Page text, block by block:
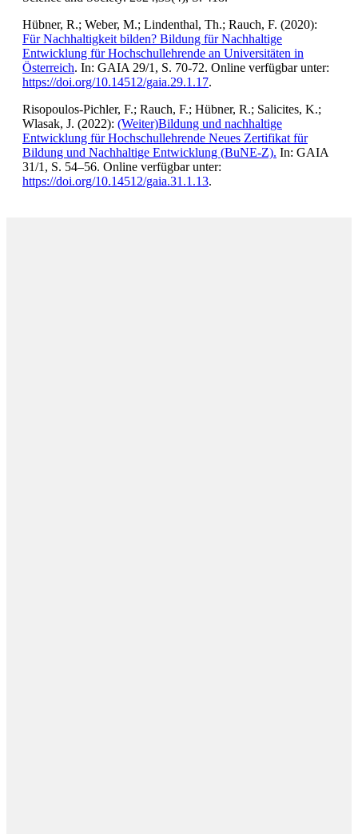
Hübner, R.; Weber, M.; Lindenthal, Th.; Rauch, F. (2020):
Für Nachhaltigkeit bilden? Bildung für Nachhaltige
Entwicklung für Hochschullehrende an Universitäten in
Österreich. In: GAIA 29/1, S. 70-72. Online verfügbar unter:
https://doi.org/10.14512/gaia.29.1.17.
Risopoulos-Pichler, F.; Rauch, F.; Hübner, R.; Salicites, K.;
Wlasak, J. (2022): (Weiter)Bildung und nachhaltige
Entwicklung für Hochschullehrende Neues Zertifikat für
Bildung und Nachhaltige Entwicklung (BuNE-Z). In: GAIA
31/1, S. 54–56. Online verfügbar unter:
https://doi.org/10.14512/gaia.31.1.13.